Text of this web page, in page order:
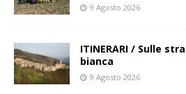
9 Agosto 2026
ITINERARI / Sulle
bianca
9 Agosto 2026